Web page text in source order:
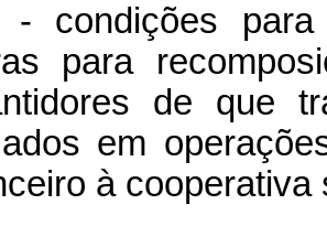
- condições para
para
de que
em
à cooperativa